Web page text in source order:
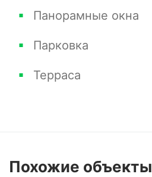
Панорамные окна
Парковка
Терраса
Похожие объекты